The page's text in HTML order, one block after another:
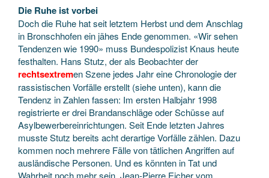
Die Ruhe ist vorbei
Doch die Ruhe hat seit letztem Herbst und dem Anschlag
in Bronschhofen ein jähes Ende genommen. «Wir sehen
Tendenzen wie 1990» muss Bundespolizist Knaus heute
festhalten. Hans Stutz, der als Beobachter der
rechtsextremen Szene jedes Jahr eine Chronologie der
rassistischen Vorfälle erstellt (siehe unten), kann die
Tendenz in Zahlen fassen: Im ersten Halbjahr 1998
registrierte er drei Brandanschläge oder Schüsse auf
Asylbewerbereinrichtungen. Seit Ende letzten Jahres
musste Stutz bereits acht derartige Vorfälle zählen. Dazu
kommen noch mehrere Fälle von tätlichen Angriffen auf
ausländische Personen. Und es könnten in Tat und
Wahrheit noch mehr sein. Jean-Pierre Eicher vom